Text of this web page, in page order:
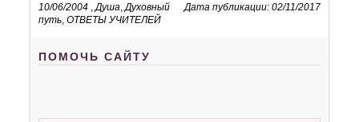
10/06/2004 Дата публикации: 02/11/2017
,Душа ,Духовный
путь ,ОТВЕТЫ УЧИТЕЛЕЙ
ПОМОЧЬ САЙТУ